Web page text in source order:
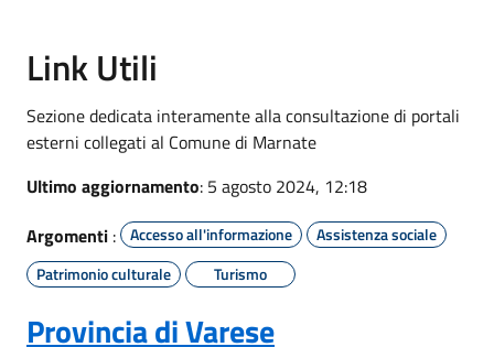
Link Utili
Sezione dedicata interamente alla consultazione di portali
esterni collegati al Comune di Marnate
Ultimo aggiornamento: 5 agosto 2024, 12:18
Argomenti : Accesso all'informazione
Assistenza sociale
Patrimonio culturale
Turismo
Provincia di Varese